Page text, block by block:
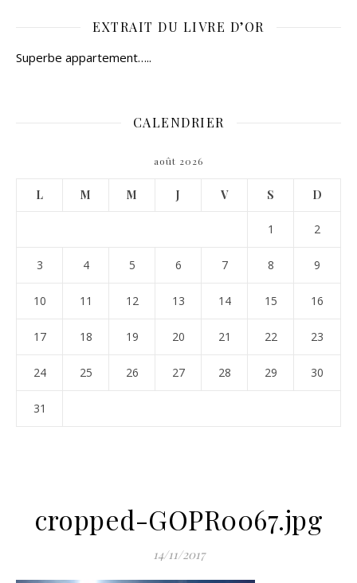
EXTRAIT DU LIVRE D’OR
Superbe appartement…..
CALENDRIER
août 2026
L M M J V S D
1 2
3 4 5 6 7 8 9
10 11 12 13 14 15 16
17 18 19 20 21 22 23
24 25 26 27 28 29 30
31
cropped-GOPR0067.jpg
14/11/2017